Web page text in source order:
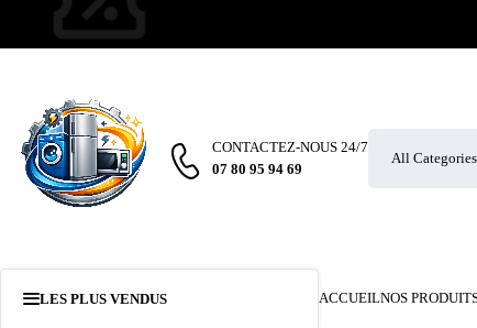
CONTACTEZ-NOUS 24/7
07 80 95 94 69
LES PLUS VENDUS ACCUEILNOS